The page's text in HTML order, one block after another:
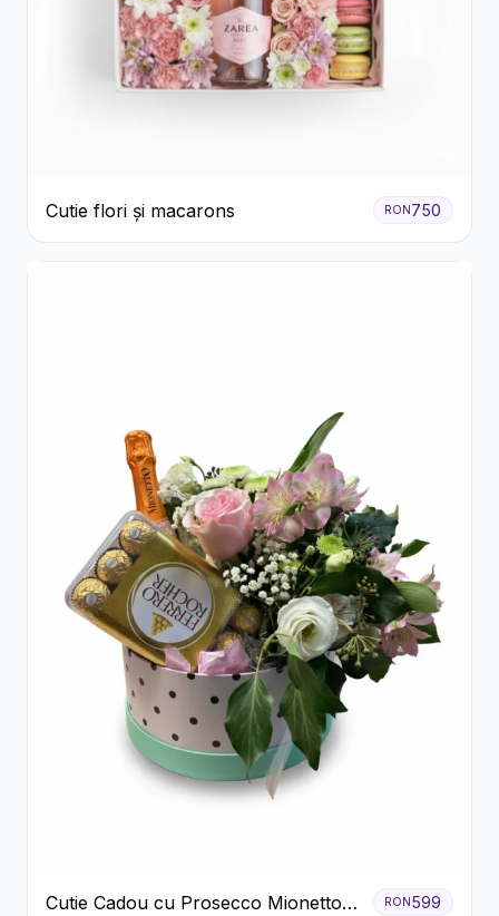
Cutie flori și macarons RON 750
Cutie Cadou cu Prosecco Mionetto
RON 599